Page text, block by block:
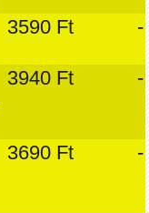
3590 Ft -
3940 Ft -
3690 Ft -